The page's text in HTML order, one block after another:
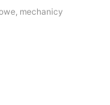
mechanicy